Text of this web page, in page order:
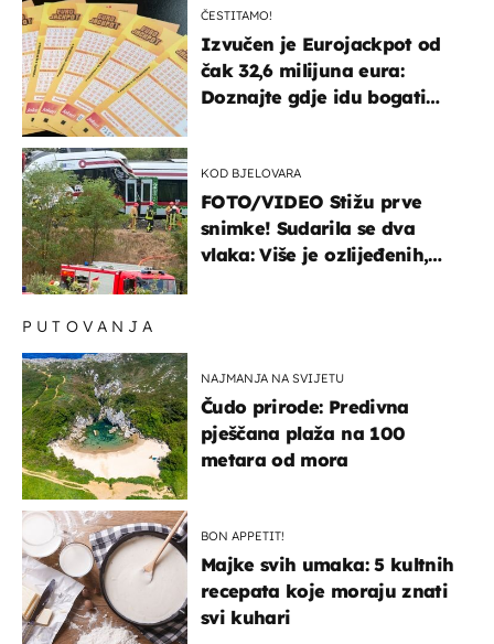
ČESTITAMO!
Izvučen je Eurojackpot od
čak 32,6 milijuna eura:
Doznajte gdje idu bogati
KOD BJELOVARA
FOTO/VIDEO Stižu prve
snimke! Sudarila se dva
vlaka: Više je ozlijeđenih,
PUTOVANJA
NAJMANJA NA SVIJETU
Čudo prirode: Predivna
pješčana plaža na 100
metara od mora
BON APPETIT!
Majke svih umaka: 5 kultnih
recepata koje moraju znati
svi kuhari